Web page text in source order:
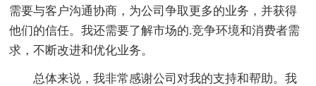
需要与客户沟通协商，为公司争取更多的业务，并获得
他们的信任。我还需要了解市场的.竞争环境和消费者需
求，不断改进和优化业务。
总体来说，我非常感谢公司对我的支持和帮助。我